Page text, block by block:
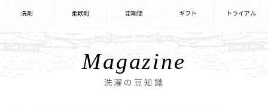
Magazine
洗濯の豆知識